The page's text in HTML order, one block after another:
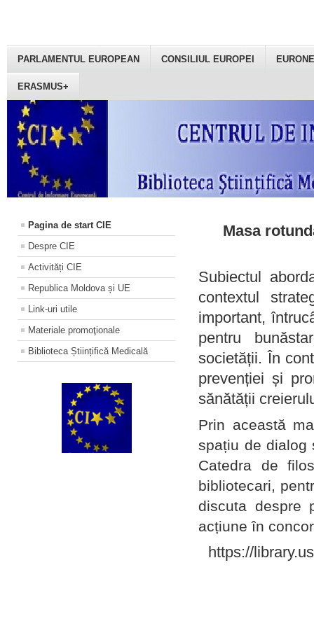
PARLAMENTUL EUROPEAN CONSILIUL EUROPEI
ERASMUS+
Pagina de start CIE
Despre CIE
Activități CIE
Republica Moldova și UE
Link-uri utile
Materiale promoţionale
Biblioteca Științifică Medicală
Masa
Subiectul
contextul
important,
pentru
societății. În
prevenției și
sănătății
Prin această
spațiu de dialog
Catedra de
bibliotecari,
discuta despre
acțiune în
https://